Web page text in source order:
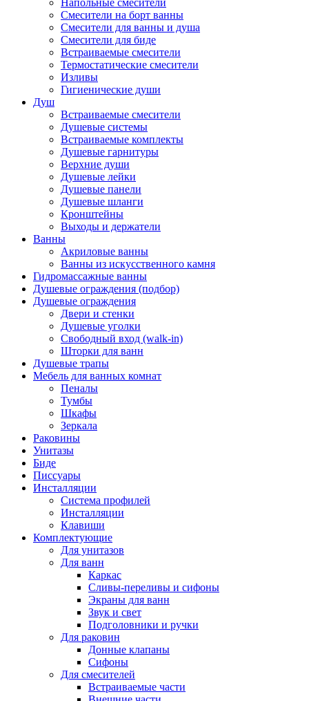
Напольные смесители
Смесители на борт ванны
Смесители для ванны и душа
Смесители для биде
Встраиваемые смесители
Термостатические смесители
Изливы
Гигиенические души
Душ
Встраиваемые смесители
Душевые системы
Встраиваемые комплекты
Душевые гарнитуры
Верхние души
Душевые лейки
Душевые панели
Душевые шланги
Кронштейны
Выходы и держатели
Ванны
Акриловые ванны
Ванны из искусственного камня
Гидромассажные ванны
Душевые ограждения (подбор)
Душевые ограждения
Двери и стенки
Душевые уголки
Свободный вход (walk-in)
Шторки для ванн
Душевые трапы
Мебель для ванных комнат
Пеналы
Тумбы
Шкафы
Зеркала
Раковины
Унитазы
Биде
Писсуары
Инсталляции
Система профилей
Инсталляции
Клавиши
Комплектующие
Для унитазов
Для ванн
Каркас
Сливы-переливы и сифоны
Экраны для ванн
Звук и свет
Подголовники и ручки
Для раковин
Донные клапаны
Сифоны
Для смесителей
Встраиваемые части